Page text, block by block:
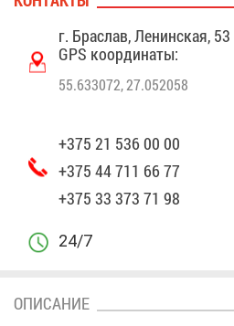
г. Бра­слав, Ле­нин­ская, 53
GPS ко­ор­ди­на­ты:
55.633072, 27.052058
+375 21 536 00 00
+375 44 711 66 77
+375 33 373 71 98
24/7
ОПИ­СА­НИЕ